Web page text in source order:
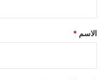
*
الاسم *